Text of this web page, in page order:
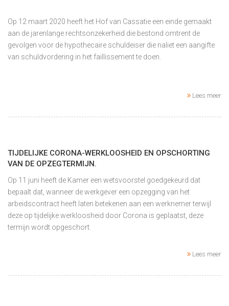
Op 12 maart 2020 heeft het Hof van Cassatie een einde gemaakt
aan de jarenlange rechtsonzekerheid die bestond omtrent de
gevolgen voor de hypothecaire schuldeiser die naliet een aangifte
van schuldvordering in het faillissement te doen.
Lees meer
TIJDELIJKE CORONA-WERKLOOSHEID EN OPSCHORTING
VAN DE OPZEGTERMIJN.
Op 11 juni heeft de Kamer een wetsvoorstel goedgekeurd dat
bepaalt dat, wanneer de werkgever een opzegging van het
arbeidscontract heeft laten betekenen aan een werknemer terwijl
deze op tijdelijke werkloosheid door Corona is geplaatst, deze
termijn wordt opgeschort.
Lees meer